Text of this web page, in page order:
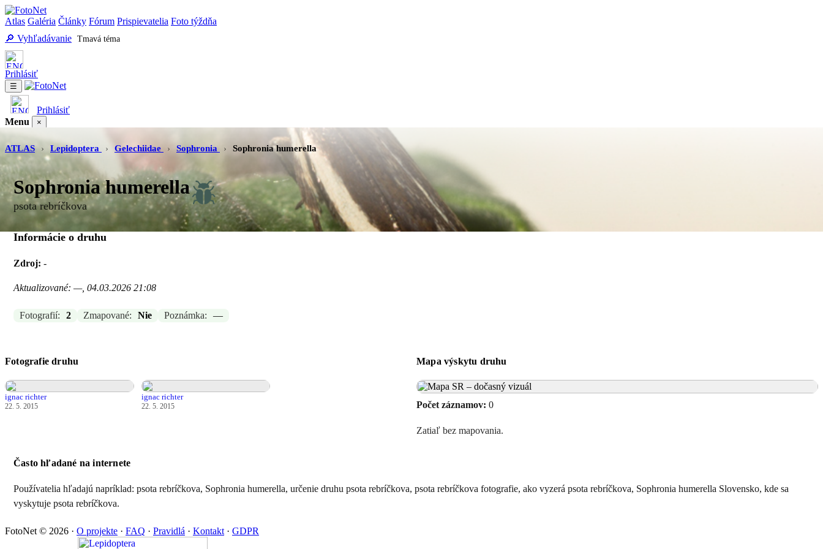
Atlas Galéria Články Fórum Prispievatelia Foto týždňa
🔎 Vyhľadávanie Tmavá téma
Prihlásiť
☰
Prihlásiť
Menu
×
Atlas
Tmavá téma
ATLAS
› Lepidoptera › Gelechiidae › Sophronia › Sophronia humerella
Sophronia humerella
psota rebríčkova
Informácie o druhu
Zdroj: -
Aktualizované: —, 04.03.2026 21:08
Fotografií: 2 Zmapované: Nie Poznámka: —
Fotografie druhu
ignac richter
22. 5. 2015
ignac richter
22. 5. 2015
Mapa výskytu druhu
Počet záznamov: 0
Zatiaľ bez mapovania.
Často hľadané na internete
Používatelia hľadajú napríklad: psota rebríčkova, Sophronia humerella, určenie druhu psota rebríčkova, psota rebríčkova fotografie, ako vyzerá psota rebríčkova, Sophronia humerella Slovensko, kde sa
vyskytuje psota rebríčkova.
FotoNet © 2026 · O projekte · FAQ · Pravidlá · Kontakt · GDPR